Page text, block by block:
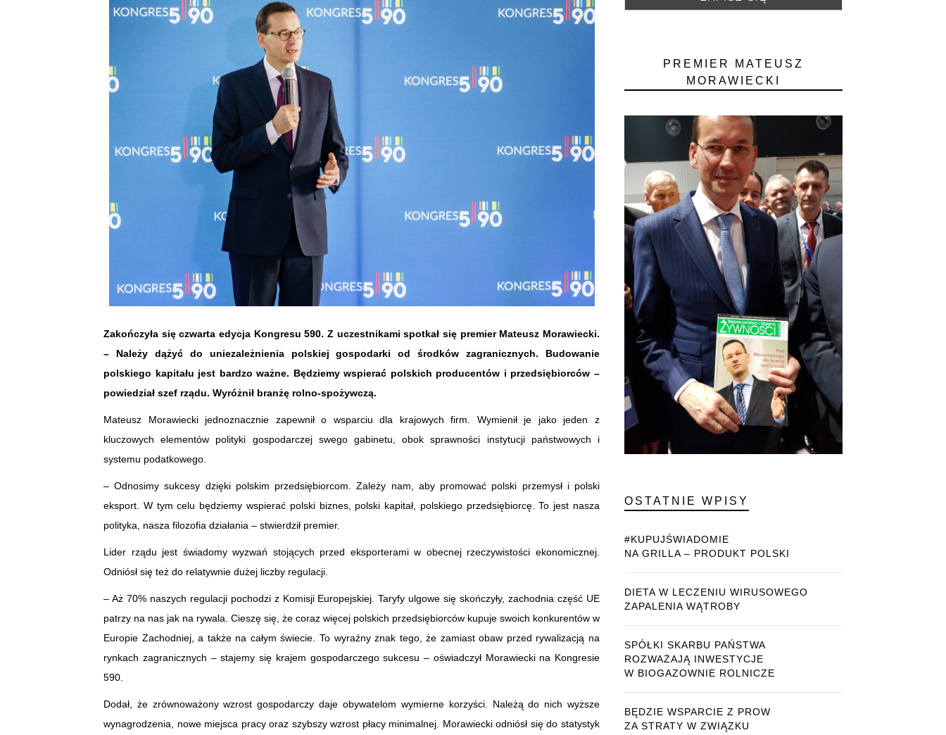
Zakończyła się czwarta edycja Kongresu 590. Z uczestnikami spotkał się premier Mateusz Morawiecki.
– Należy dążyć do uniezależnienia polskiej gospodarki od środków zagranicznych. Budowanie
polskiego kapitału jest bardzo ważne. Będziemy wspierać polskich producentów i przedsiębiorców –
powiedział szef rządu. Wyróżnił branżę rolno-spożywczą.
Mateusz Morawiecki jednoznacznie zapewnił o wsparciu dla krajowych firm. Wymienił je jako jeden z
kluczowych elementów polityki gospodarczej swego gabinetu, obok sprawności instytucji państwowych i
systemu podatkowego.
– Odnosimy sukcesy dzięki polskim przedsiębiorcom. Zależy nam, aby promować polski przemysł i polski
eksport. W tym celu będziemy wspierać polski biznes, polski kapitał, polskiego przedsiębiorcę. To jest nasza
polityka, nasza filozofia działania – stwierdził premier.
Lider rządu jest świadomy wyzwań stojących przed eksporterami w obecnej rzeczywistości ekonomicznej.
Odniósł się też do relatywnie dużej liczby regulacji.
– Aż 70% naszych regulacji pochodzi z Komisji Europejskiej. Taryfy ulgowe się skończyły, zachodnia część UE
patrzy na nas jak na rywala. Cieszę się, że coraz więcej polskich przedsiębiorców kupuje swoich konkurentów w
Europie Zachodniej, a także na całym świecie. To wyraźny znak tego, że zamiast obaw przed rywalizacją na
rynkach zagranicznych – stajemy się krajem gospodarczego sukcesu – oświadczył Morawiecki na Kongresie
590.
Dodał, że zrównoważony wzrost gospodarczy daje obywatelom wymierne korzyści. Należą do nich wyższe
wynagrodzenia, nowe miejsca pracy oraz szybszy wzrost płacy minimalnej. Morawiecki odniósł się do statystyk
PREMIER MATEUSZ
MORAWIECKI
OSTATNIE WPISY
#KUPUJŚWIADOMIE
NA GRILLA – PRODUKT POLSKI
DIETA W LECZENIU WIRUSOWEGO
ZAPALENIA WĄTROBY
SPÓŁKI SKARBU PAŃSTWA
ROZWAŻAJĄ INWESTYCJE
W BIOGAZOWNIE ROLNICZE
BĘDZIE WSPARCIE Z PROW
ZA STRATY W ZWIĄZKU